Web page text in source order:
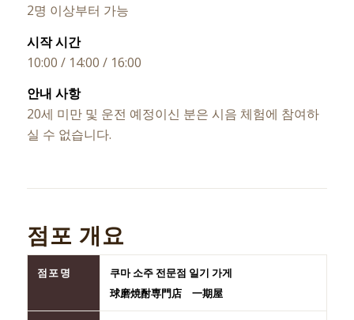
2명 이상부터 가능
시작 시간
10:00 / 14:00 / 16:00
안내 사항
20세 미만 및 운전 예정이신 분은 시음 체험에 참여하
실 수 없습니다.
점포 개요
점포명
쿠마 소주 전문점 일기 가게
球磨焼酎専門店 一期屋